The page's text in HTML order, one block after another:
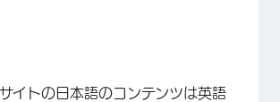
イトの日本語のコンテンツは英語